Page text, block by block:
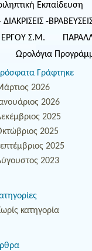
Εκπαίδευση
-
Σ.Μ.
Ωρολόγια
Γράφτηκε
2026
2026
2025
2025
2025
2023
κατηγορία